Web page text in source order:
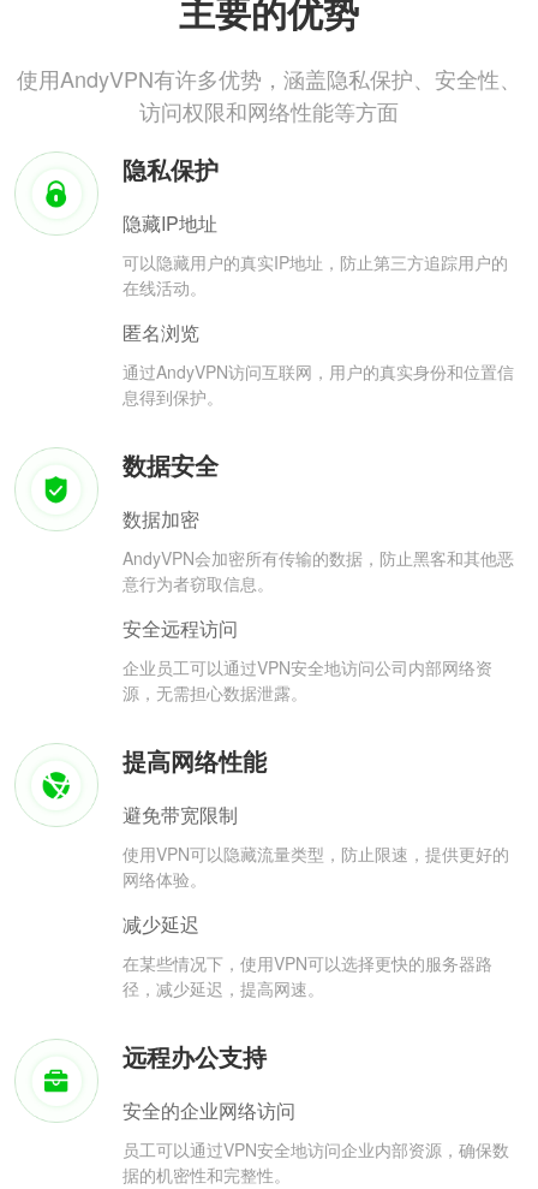
主要的优势
使用AndyVPN有许多优势，涵盖隐私保护、安全性、
访问权限和网络性能等方面
隐私保护
隐藏IP地址
可以隐藏用户的真实IP地址，防止第三方追踪用户的
在线活动。
匿名浏览
通过AndyVPN访问互联网，用户的真实身份和位置信
息得到保护。
数据安全
数据加密
AndyVPN会加密所有传输的数据，防止黑客和其他恶
意行为者窃取信息。
安全远程访问
企业员工可以通过VPN安全地访问公司内部网络资
源，无需担心数据泄露。
提高网络性能
避免带宽限制
使用VPN可以隐藏流量类型，防止限速，提供更好的
网络体验。
减少延迟
在某些情况下，使用VPN可以选择更快的服务器路
径，减少延迟，提高网速。
远程办公支持
安全的企业网络访问
员工可以通过VPN安全地访问企业内部资源，确保数
据的机密性和完整性。